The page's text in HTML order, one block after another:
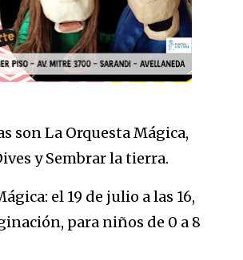
son La Orquesta Mágica,
y Sembrar la tierra.
el 19 de julio a las 16,
para niños de 0 a 8